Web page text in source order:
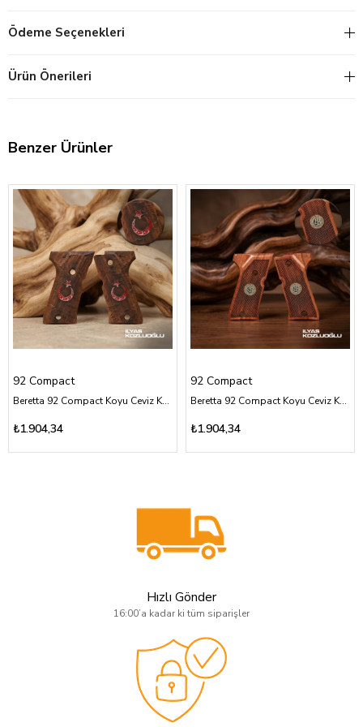
Ödeme Seçenekleri
Ürün Önerileri
Benzer Ürünler
92 Compact
Beretta 92 Compact Koyu Ceviz Kabza Tam Yüzey İşleme Üzeri Gümüş Türk Bayrağı Logolu
₺1.904,34
92 Compact
Beretta 92 Compact Koyu Ceviz Kabza Tam Yüzey İşlemeli Sarı Pirinç Logolu
₺1.904,34
Hızlı Gönder
16:00’a kadar ki tüm siparişler